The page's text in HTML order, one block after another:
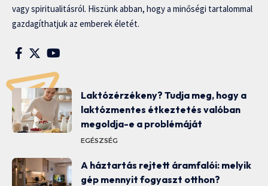
vagy spiritualitásról. Hiszünk abban, hogy a minőségi tartalommal
gazdagíthatjuk az emberek életét.
Laktózérzékeny? Tudja meg, hogy a
laktózmentes étkeztetés valóban
megoldja-e a problémáját
EGÉSZSÉG
A háztartás rejtett áramfalói: melyik
gép mennyit fogyaszt otthon?